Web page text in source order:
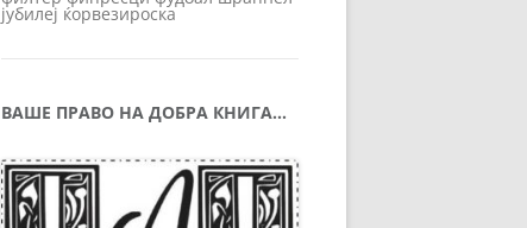
јубилеј ќорвезироска
ВАШЕ ПРАВО НА ДОБРА КНИГА…